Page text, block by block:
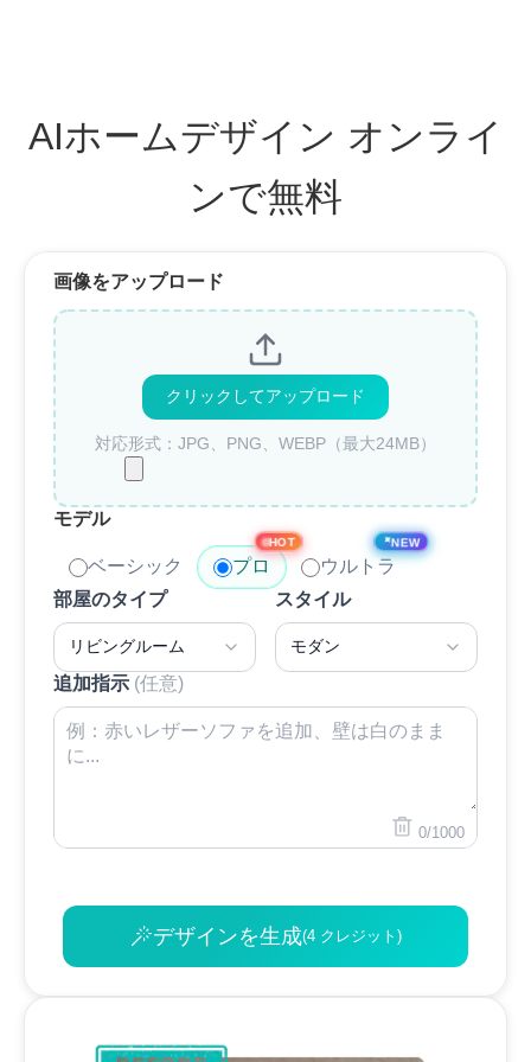
AIホームデザイン オンライ
ンで無料
画像をアップロード
クリックしてアップロード
対応形式：JPG、PNG、WEBP（最大24MB）
モデル
ベーシック プロ
HOT
ウルトラ
✦NEW
部屋のタイプ
リビングルーム
スタイル
モダン
追加指示 (任意)
0/1000
デザインを生成(4 クレジット)